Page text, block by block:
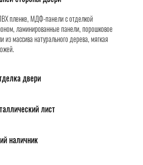
пленке, МДФ-панели с отделкой
ламинированные панели, порошковое
из массива натурального дерева, мягкая
двери
лист
наличник